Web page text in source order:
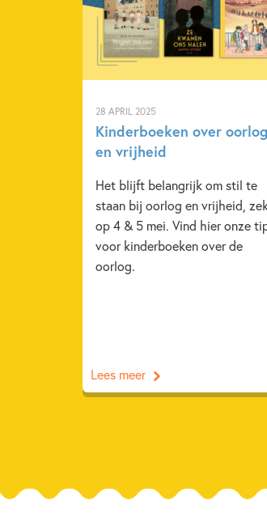
28 APRIL 2025
Kinderboeken over oorlog
en vrijheid
Het blijft belangrijk om stil te
staan bij oorlog en vrijheid,
op 4 & 5 mei. Vind hier onze
voor kinderboeken over de
oorlog.
Lees meer